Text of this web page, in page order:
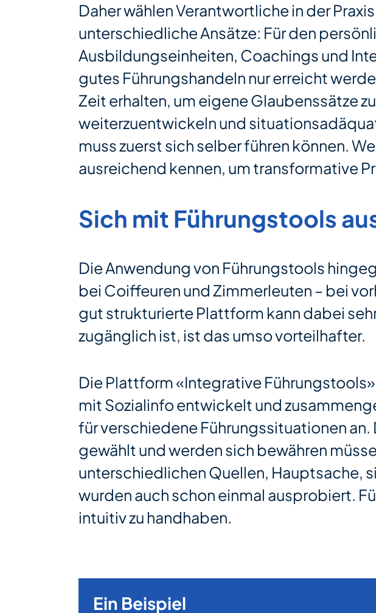
Daher wählen Verantwortliche in der
unterschiedliche Ansätze: Für den
Ausbildungseinheiten, Coachings und
gutes Führungshandeln nur erreicht
Zeit erhalten, um eigene Glaubenssätze
weiterzuentwickeln und
muss zuerst sich selber führen können.
ausreichend kennen, um transformative
Sich mit Führungstools
Die Anwendung von Führungstools
bei Coiffeuren und Zimmerleuten – bei
gut strukturierte Plattform kann dabei
zugänglich ist, ist das umso vorteilhafter.
Die Plattform «Integrative
mit Sozialinfo entwickelt und
für verschiedene Führungssituationen
gewählt und werden sich bewähren
unterschiedlichen Quellen, Hauptsache,
wurden auch schon einmal ausprobiert.
intuitiv zu handhaben.
Ein Beispiel